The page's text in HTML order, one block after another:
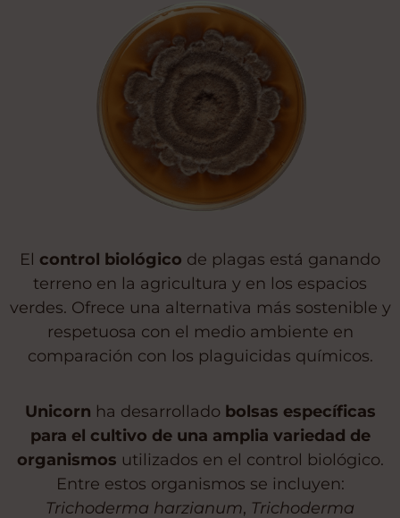
El control biológico de plagas está ganando
terreno en la agricultura y en los espacios
verdes. Ofrece una alternativa más sostenible y
respetuosa con el medio ambiente en
comparación con los plaguicidas químicos.
Unicorn ha desarrollado bolsas específicas
para el cultivo de una amplia variedad de
organismos utilizados en el control biológico.
Entre estos organismos se incluyen:
Trichoderma harzianum, Trichoderma